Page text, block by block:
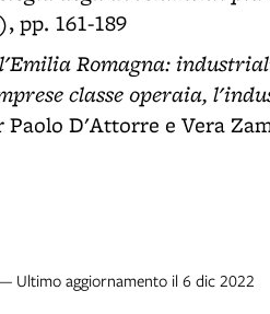
pp. 161-189
Romagna:
classe operaia,
Paolo D'Attorre e Vera
Ultimo aggiornamento il 6 dic 2022